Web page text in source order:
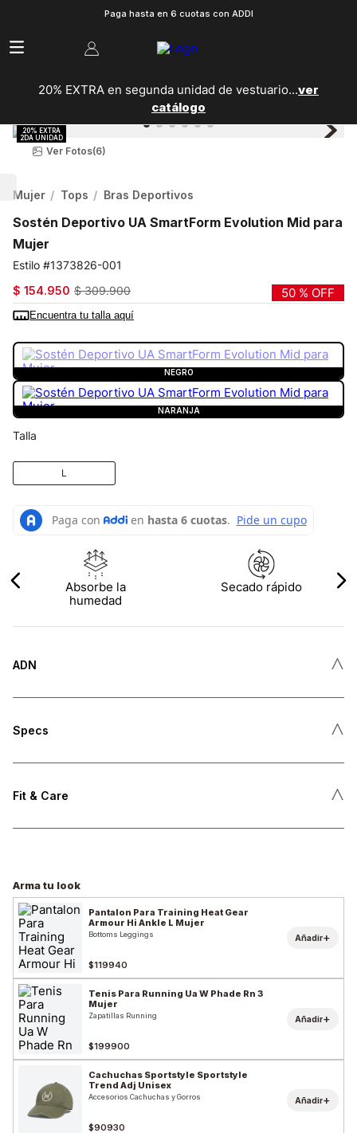
Paga hasta en 6 cuotas con ADDI
20% EXTRA en segunda unidad de vestuario...ver
catálogo
Ver Fotos(6)
Mujer Tops Bras Deportivos
Sostén Deportivo UA SmartForm Evolution Mid para
Mujer
1373826-001
$ 154.950 $ 309.900 50 % OFF
Encuentra tu talla aquí
NEGRO
NARANJA
Talla
L
Absorbe la
humedad
Secado rápido
ADN ˄
Specs ˄
Fit & Care ˄
Arma tu look
Pantalon Para Training Heat Gear
Armour Hi Ankle L Mujer
Bottoms Leggings
$119940
Añadir+
Tenis Para Running Ua W Phade Rn 3
Mujer
Zapatillas Running
$199900
Añadir+
Cachuchas Sportstyle Sportstyle
Trend Adj Unisex
Accesorios Cachuchas y Gorros
$90930
Añadir+